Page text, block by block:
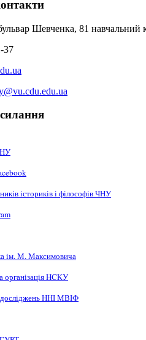
Шевченка, 81
37
істориків і філософів ЧНУ
ім. М. Максимовича
організація НCКУ
ННІ МВІФ